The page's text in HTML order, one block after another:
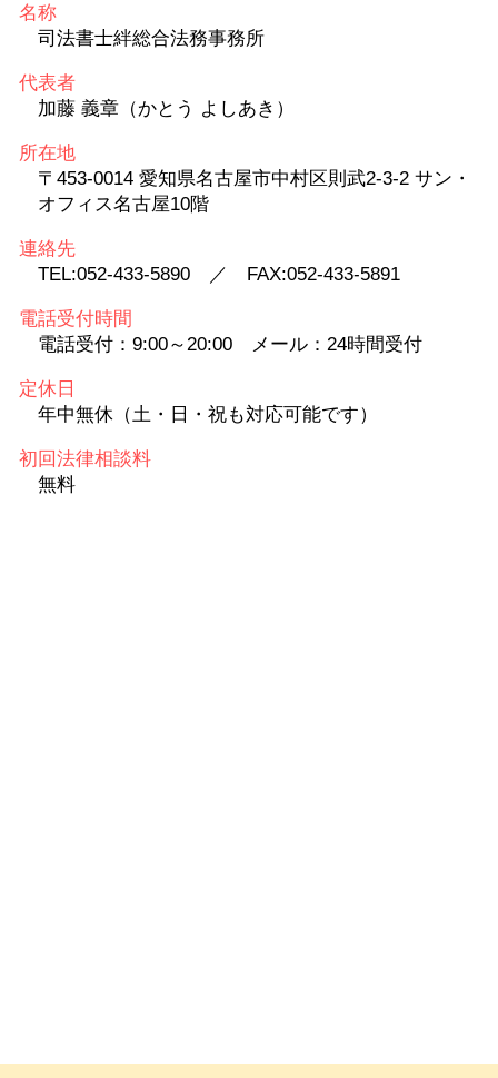
名称
司法書士絆総合法務事務所
代表者
加藤 義章（かとう よしあき）
所在地
〒453-0014 愛知県名古屋市中村区則武2-3-2 サン・
オフィス名古屋10階
連絡先
TEL:052-433-5890 ／ FAX:052-433-5891
電話受付時間
電話受付：9:00～20:00 メール：24時間受付
定休日
年中無休（土・日・祝も対応可能です）
初回法律相談料
無料